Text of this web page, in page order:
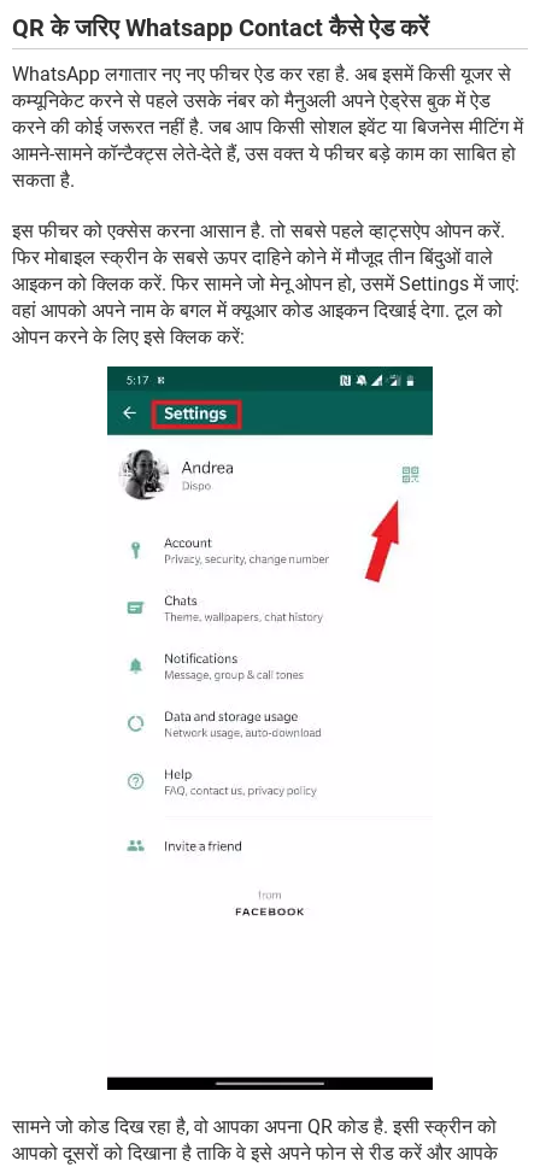
QR के जरिए Whatsapp Contact कैसे ऐड करें
WhatsApp लगातार नए नए फीचर ऐड कर रहा है. अब इसमें किसी यूजर से
कम्यूनिकेट करने से पहले उसके नंबर को मैनुअली अपने ऐड्रेस बुक में ऐड
करने की कोई जरूरत नहीं है. जब आप किसी सोशल इवेंट या बिजनेस मीटिंग में
आमने-सामने कॉन्टैक्ट्स लेते-देते हैं, उस वक्त ये फीचर बड़े काम का साबित हो
सकता है.
इस फीचर को एक्सेस करना आसान है. तो सबसे पहले व्हाट्सऐप ओपन करें.
फिर मोबाइल स्क्रीन के सबसे ऊपर दाहिने कोने में मौजूद तीन बिंदुओं वाले
आइकन को क्लिक करें. फिर सामने जो मेनू ओपन हो, उसमें Settings में जाएं:
वहां आपको अपने नाम के बगल में क्यूआर कोड आइकन दिखाई देगा. टूल को
ओपन करने के लिए इसे क्लिक करें:
सामने जो कोड दिख रहा है, वो आपका अपना QR कोड है. इसी स्क्रीन को
आपको दूसरों को दिखाना है ताकि वे इसे अपने फोन से रीड करें और आपके